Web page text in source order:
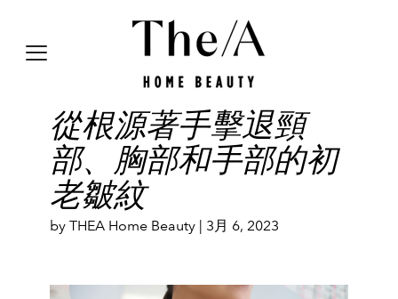
從根源著手擊退頸
部、胸部和手部的初
老皺紋
by THEA Home Beauty | 3月 6, 2023